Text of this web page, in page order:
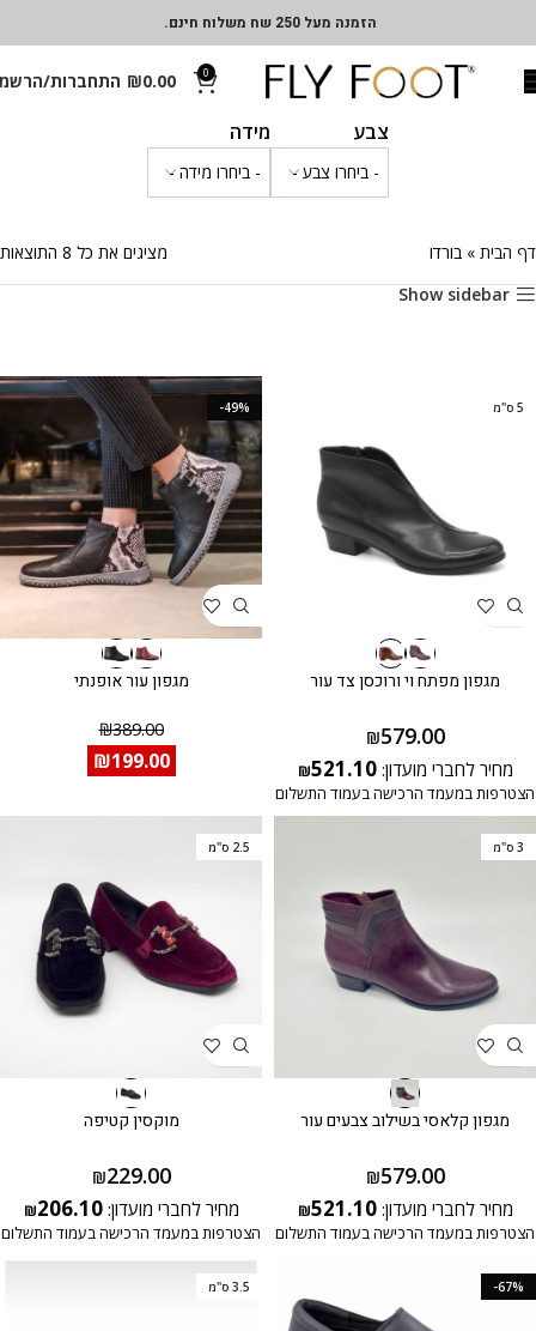
הזמנה מעל 250 שח משלוח חינם.
0
₪0.00 התחברות/
צבע מידה
דף הבית » בורדו
מציגים את כל ⁦8⁩ התוצאות
Show sidebar
5 ס"מ
מגפון מפתח וי ורוכסן צד עור
₪579.00
מחיר לחברי מועדון: ₪521.10
הצטרפות במעמד הרכישה בעמוד התשלום
-49%
מגפון עור אופנתי
₪389.00
₪199.00
3 ס"מ
מגפון קלאסי בשילוב צבעים עור
₪579.00
מחיר לחברי מועדון: ₪521.10
הצטרפות במעמד הרכישה בעמוד התשלום
2.5 ס"מ
מוקסין קטיפה
₪229.00
מחיר לחברי מועדון: ₪206.10
הצטרפות במעמד הרכישה בעמוד התשלום
-67% 3.5 ס"מ